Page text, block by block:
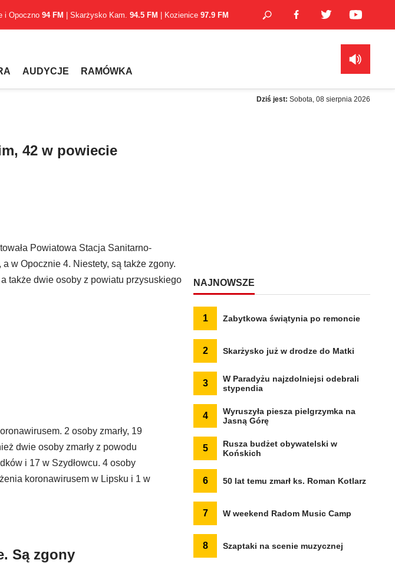
i Opoczno 94 FM | Skarżysko Kam. 94.5 FM | Kozienice 97.9 FM
AUDYCJE RAMÓWKA
Dziś jest: Sobota, 08 sierpnia 2026
42 w powiecie
Powiatowa Stacja Sanitarno-
w Opocznie 4. Niestety, są także zgony.
także dwie osoby z powiatu przysuskiego
2 osoby zmarły, 19
dwie osoby zmarły z powodu
i 17 w Szydłowcu. 4 osoby
koronawirusem w Lipsku i 1 w
Są zgony
NAJNOWSZE
1 Zabytkowa świątynia po remoncie
2 Skarżysko już w drodze do Matki
3
W Paradyżu najzdolniejsi odebrali
stypendia
4
Wyruszyła piesza pielgrzymka na
Jasną Górę
5
Rusza budżet obywatelski w
Końskich
6 50 lat temu zmarł ks. Roman Kotlarz
7 W weekend Radom Music Camp
8 Szaptaki na scenie muzycznej